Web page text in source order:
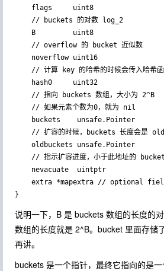
    flags     uint8
    // buckets 的对数 log_2
    B         uint8
    // overflow 的 bucket 近似数
    noverflow uint16
// 计算 key 的哈希的时候会传入哈希
    hash0     uint32
    // 指向 buckets 数组，大小为 2^B
    // 如果元素个数为0，就为 nil
    buckets    unsafe.Pointer
// 扩容的时候，buckets 长度会是
    oldbuckets unsafe.Pointer
// 指示扩容进度，小于此地址的
    nevacuate  uintptr
extra *mapextra // optional
}
说明一下， B 是 buckets 数组的长度的
数组的长度就是 2^B。bucket 里面存储
再讲。
buckets 是一个指针，最终它指向的是一